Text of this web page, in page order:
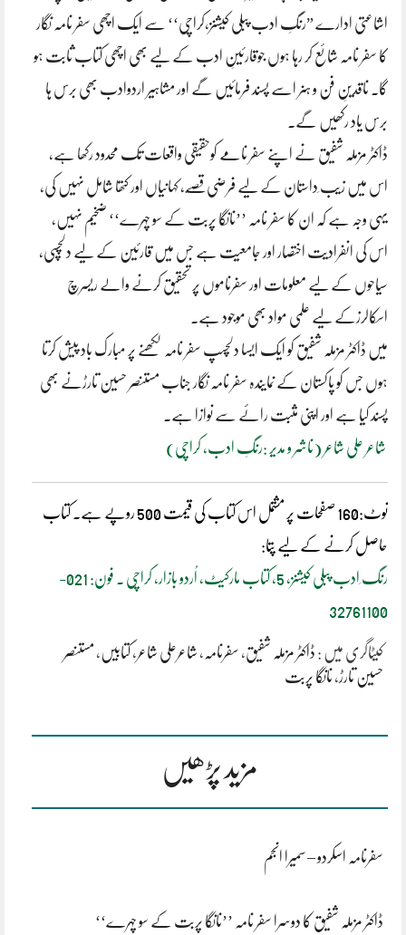
اشاعتی ادارے ”رنگِ ادب پبلی کیشنز،کراچی‘‘ سے ایک اچھی سفر نامہ نگار
کا سفر نامہ شائع کر رہا ہوں جوقارئینِ ادب کے لیے بھی اچھی کتاب ثابت ہو
گا۔ ناقدینِ فن و ہنر اسے پسند فرمائیں گے اور مشاہیر اردوادب بھی برس ہا
برس یاد رکھیں گے۔
ڈاکٹر مزملہ شفیق نے اپنے سفر نامے کوحقیقی واقعات تک محدود رکھا ہے،
اس میں زیب ِداستان کے لیے فرضی قصّے، کہانیاں اور کتھا شامل نہیں کی،
یہی وجہ ہے کہ ان کا سفر نامہ ’’نانگا پربت کے سو چہرے‘‘ ضخیم نہیں،
اس کی انفرادیت اختصار اور جامعیت ہے جس میں قارئین کے لیے دلچسپی،
سیاحوں کے لیے معلومات اور سفرناموں پر تحقیق کرنے والے ریسرچ
اسکالرزکے لیے علمی مواد بھی موجود ہے۔
میں ڈاکٹر مزملہ شفیق کو ایک ایسا دلچسپ سفر نامہ لکھنے پر مبارک باد پیش کرتا
ہوں جس کو پاکستان کے نمایندہ سفر نامہ نگار جناب مستنصر حسین تارڑنے بھی
پسند کیا ہے اور اپنی مثبت رائے سے نوازا ہے۔
شاعر علی شاعر (ناشر و مدیر :رنگِ ادب، کراچی)
نوٹ:‌160 صفحات پر مشتمل اس کتاب کی قیمت 500 روپے ہے. کتاب
حاصل کرنے کے لیے پتا:
رنگ ِادب پبلی کیشنز، 5، کتاب مارکیٹ، اُردو بازار، کراچی ۔ فون: 021-
32761100
کیٹاگری میں : ڈاکٹر مزملہ شفیق، سفرنامہ ، شاعرعلی شاعر ،کتابیں ، مستنصر
حسین تارڑ، نانگا پربت
مزید پڑھیں
سفرنامہ اسکردو – سمیرا انجم
ڈاکٹر مزملہ شفیق کا دوسرا سفر نامہ ’’نانگا پربت کے سو چہرے‘‘